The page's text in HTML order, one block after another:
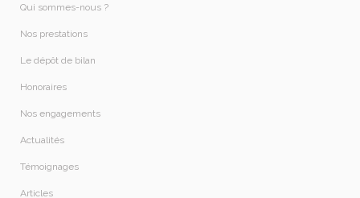
Qui sommes-nous ?​
Nos prestations​
Le dépôt de bilan
Honoraires​
Nos engagements
Actualités
Témoignages
Articles